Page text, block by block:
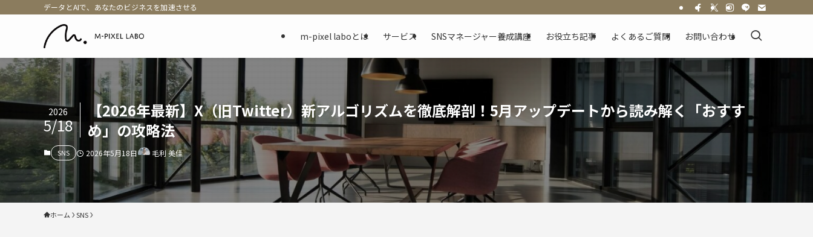
データとAIで、あなたのビジネスを加速させる
m-pixel laboとは サービス SNSマネージャー養成講座 お役立ち記事 よくあるご質問 お問い合わせ
【2026年最新】X（旧Twitter）新アルゴリズムを徹底解剖！5月アップデートから読み解く「おすす
め」の攻略法
2026
5/18
SNS 2026年5月18日 毛利 美佳
ホーム SNS